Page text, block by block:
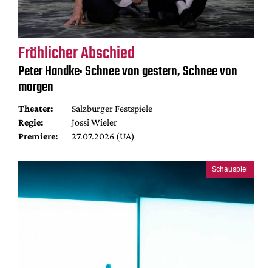
Fröhlicher Abschied
Peter Handke: Schnee von gestern, Schnee von
morgen
Theater:
Salzburger Festspiele
Regie:
Jossi Wieler
Premiere:
27.07.2026 (UA)
Schauspiel